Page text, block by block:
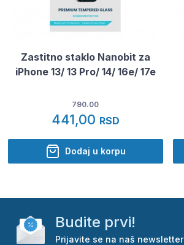
Zastitno staklo Nanobit za
iPhone 13/ 13 Pro/ 14/ 16e/ 17e
790.00
441,00 RSD
Dodaj u korpu
Budite prvi!
Prijavite se na naš newsletter